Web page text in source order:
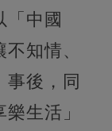
「中國
知情、
事後，同
生活」